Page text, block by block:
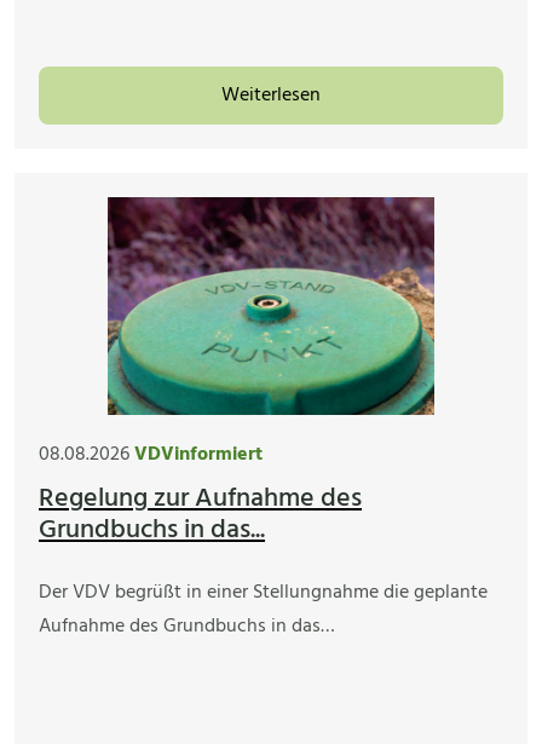
Weiterlesen
08.08.2026VDVinformiert
Regelung zur Aufnahme des
Grundbuchs in das...
Der VDV begrüßt in einer Stellungnahme die geplante
Aufnahme des Grundbuchs in das…